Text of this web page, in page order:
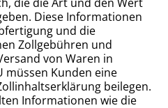
Diese Informationen
und die
Zollgebühren und
von Waren in
müssen Kunden eine
beilegen.
Informationen wie die